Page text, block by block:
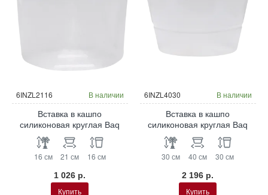
6INZL2116 В наличии
Вставка в кашпо
силиконовая круглая Baq
16 см 21 см 16 см
1 026 р.
Купить
6INZL4030 В наличии
Вставка в кашпо
силиконовая круглая Baq
30 см 40 см 30 см
2 196 р.
Купить